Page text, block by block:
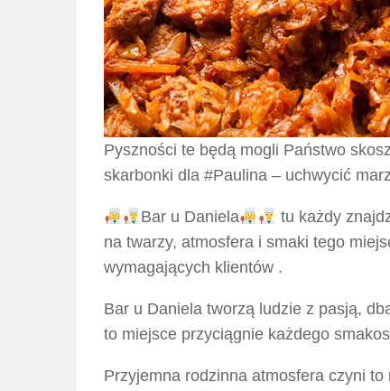
Pyszności te będą mogli Państwo
skarbonki dla #Paulina – uchwycić
Bar u Daniela
tu każdy
na twarzy, atmosfera i smaki tego
wymagających klientów .
Bar u Daniela tworzą ludzie z pasją,
to miejsce przyciągnie każdego
Przyjemna rodzinna atmosfera czyni